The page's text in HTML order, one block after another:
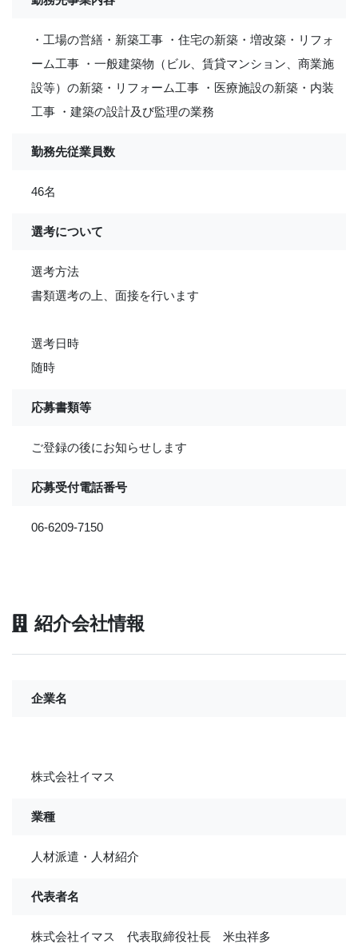
・工場の営繕・新築工事 ・住宅の新築・増改築・リフォ
ーム工事 ・一般建築物（ビル、賃貸マンション、商業施
設等）の新築・リフォーム工事 ・医療施設の新築・内装
工事 ・建築の設計及び監理の業務
勤務先従業員数
46名
選考について
選考方法
書類選考の上、面接を行います
選考日時
随時
応募書類等
ご登録の後にお知らせします
応募受付電話番号
06-6209-7150
紹介会社情報
企業名
株式会社イマス
業種
人材派遣・人材紹介
代表者名
株式会社イマス 代表取締役社長 米虫祥多